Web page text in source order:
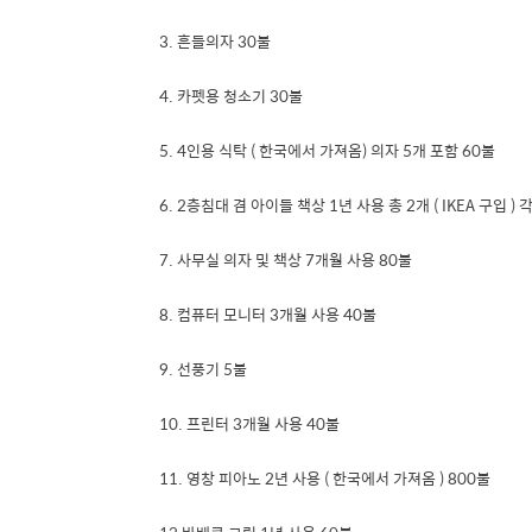
3. 흔들의자 30불
4. 카펫용 청소기 30불
5. 4인용 식탁 ( 한국에서 가져옴) 의자 5개 포함 60불
6. 2층침대 겸 아이들 책상 1년 사용 총 2개 ( IKEA 구입 )
7. 사무실 의자 및 책상 7개월 사용 80불
8. 컴퓨터 모니터 3개월 사용 40불
9. 선풍기 5불
10. 프린터 3개월 사용 40불
11. 영창 피아노 2년 사용 ( 한국에서 가져옴 ) 800불